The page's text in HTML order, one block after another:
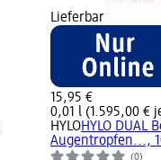
Lieferbar
15,95 €
0,01 l (1.595,00 €
HYLOHYLO DUAL
Augentropfen...,
(0)